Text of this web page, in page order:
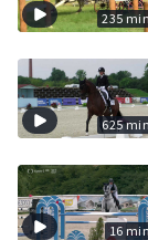
235 min
625 min
16